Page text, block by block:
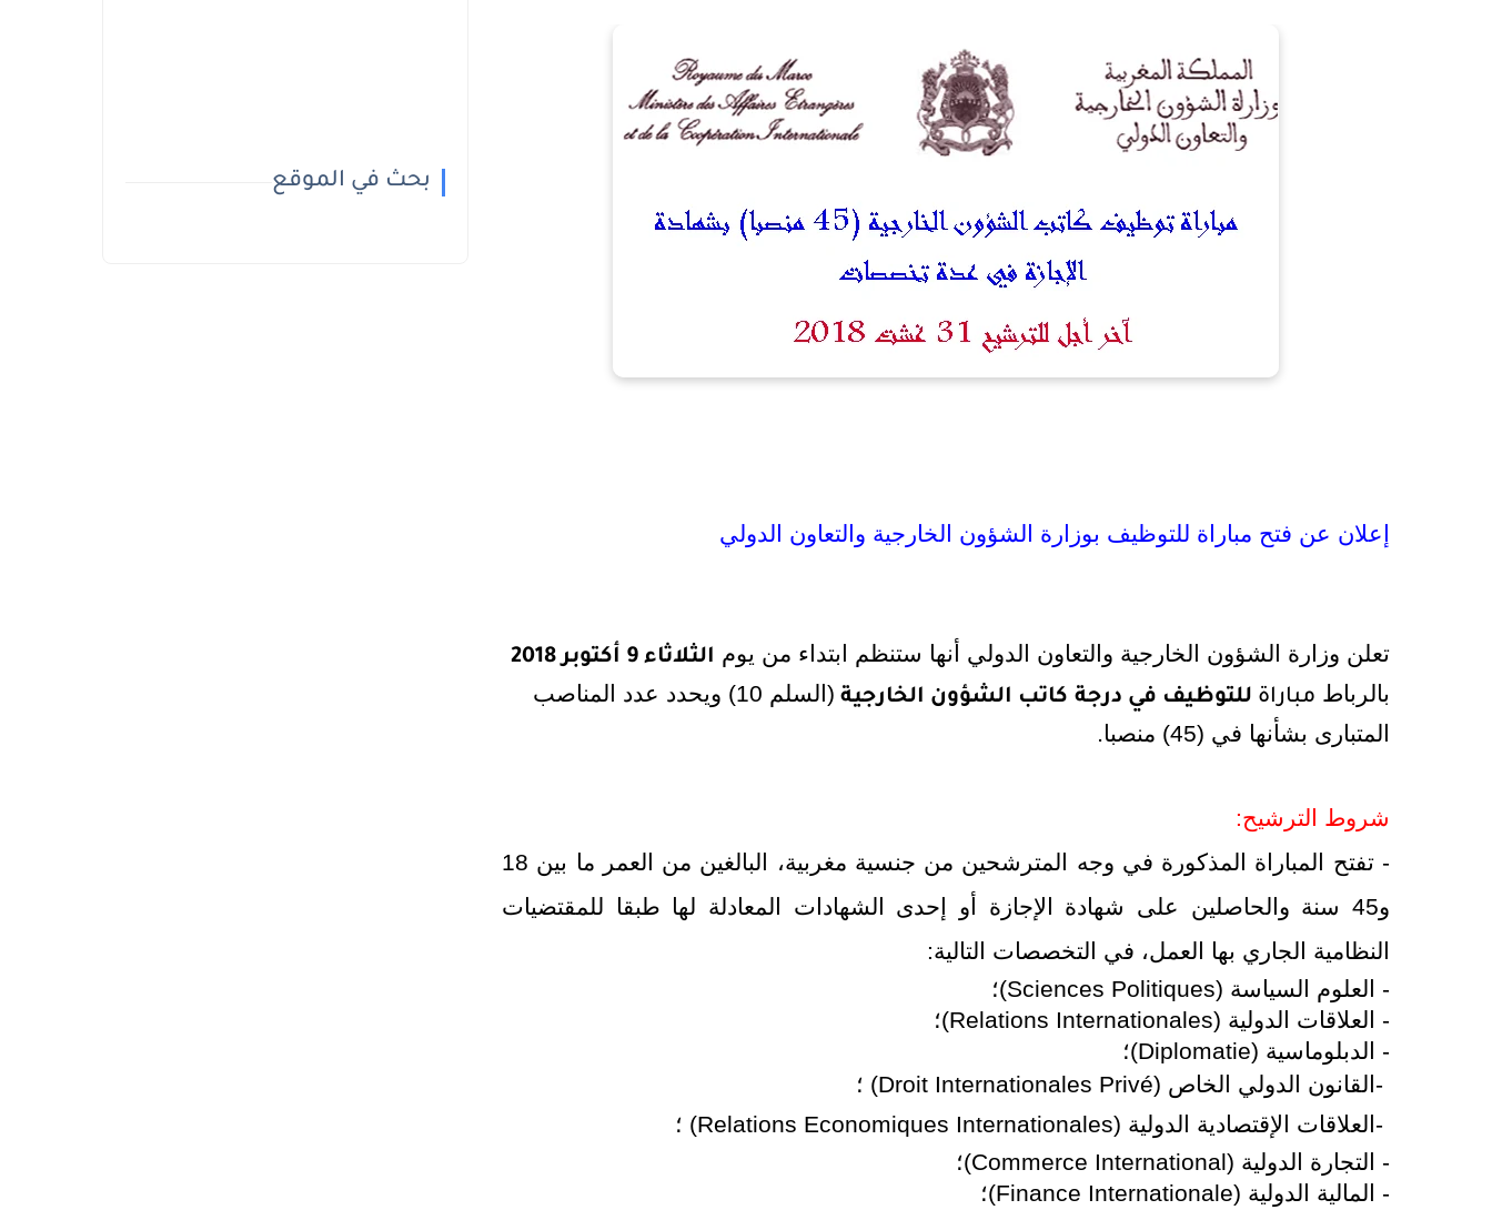
إعلان عن فتح مباراة للتوظيف بوزارة الشؤون الخارجية والتعاون الدولي
تعلن وزارة الشؤون الخارجية والتعاون الدولي أنها ستنظم ابتداء من يوم الثلاثاء 9 أكتوبر 2018
بالرباط مباراة للتوظيف في درجة كاتب الشؤون الخارجية ( السلم 10)
ويحدد عدد المناصب
المتبارى بشأنها في (45) منصبا.
شروط الترشيح:
- تفتح المباراة المذكورة في وجه المترشحين من جنسية مغربية، البالغين من العمر ما بين 18
و45 سنة والحاصلين على شهادة الإجازة أو إحدى الشهادات المعادلة لها طبقا للمقتضيات
النظامية الجاري بها العمل، في التخصصات التالية:
- العلوم السياسة (Sciences Politiques)؛
- العلاقات الدولية (Relations Internationales)؛
- الدبلوماسية (Diplomatie)؛
- القانون الدولي الخاص (Droit Internationales Privé) ؛
- العلاقات الإقتصادية الدولية (Relations Economiques Internationales) ؛
- التجارة الدولية (Commerce International)؛
- المالية الدولية (Finance Internationale)؛
بحث في الموقع